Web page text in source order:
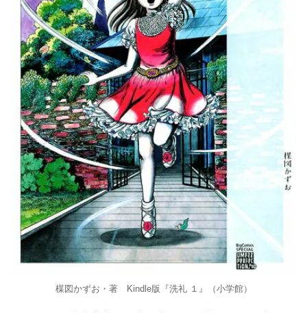
楳図かずお・著 Kindle版『洗礼 １』（小学館）